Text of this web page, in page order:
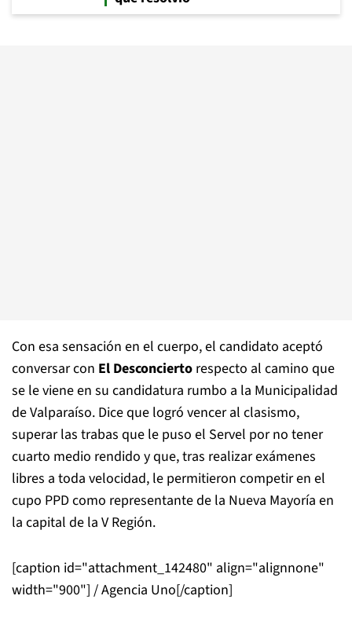
Con esa sensación en el cuerpo, el candidato aceptó
conversar con El Desconcierto respecto al camino que
se le viene en su candidatura rumbo a la Municipalidad
de Valparaíso. Dice que logró vencer al clasismo,
superar las trabas que le puso el Servel por no tener
cuarto medio rendido y que, tras realizar exámenes
libres a toda velocidad, le permitieron competir en el
cupo PPD como representante de la Nueva Mayoría en
la capital de la V Región.
[caption id="attachment_142480" align="alignnone"
width="900"] / Agencia Uno[/caption]